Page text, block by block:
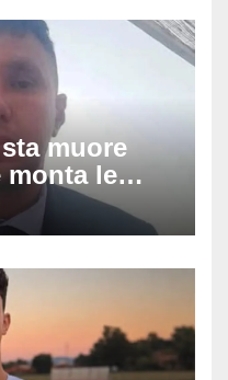
muore
monta le
chi era
è